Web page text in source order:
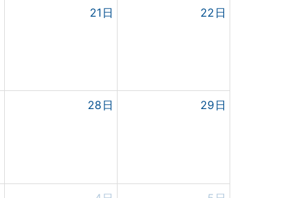
21日 22日
28日 29日